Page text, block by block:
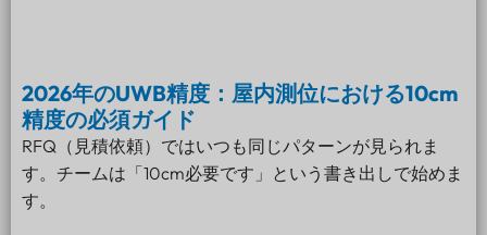
2026年のUWB精度：屋内測位における10cm
精度の必須ガイド
RFQ（見積依頼）ではいつも同じパターンが見られま
す。チームは「10cm必要です」という書き出しで始めま
す。